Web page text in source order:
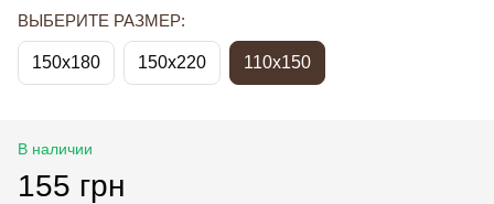
ВЫБЕРИТЕ РАЗМЕР:
150x180 150x220 110х150
В наличии
155 грн